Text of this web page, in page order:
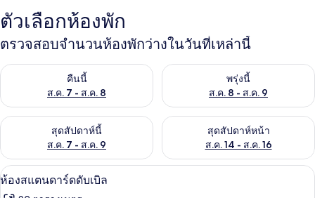
ตัวเลือกห้องพัก
ตรวจสอบจำนวนห้องพักว่างในวันที่เหล่านี้
คืนนี้
ส.ค. 7 - ส.ค. 8
ตรวจสอบจำนวนห้องพักว่างในคืนนี้ ส.ค. 7 - ส.ค. 8พรุ่งนี้
ส.ค. 8 - ส.ค. 9
ตรวจสอบจำนวนห้องพักว่างใน
สุดสัปดาห์นี้
ส.ค. 7 - ส.ค. 9
ตรวจสอบจำนวนห้องพักว่างในสุดสัปดาห์นี้ ส.ค. 7 - ส.ค. 9
สุดสัปดาห์หน้า
ส.ค. 14 - ส.ค. 16
ตรวจสอบจำนวนห้องพักว่างใน
เปิด
ภาพถ่าย
เครื่องนอนระดับพรีเมียม, ตู้นิรภัยในห้
11
ห้องสแตนดาร์ดดับเบิล